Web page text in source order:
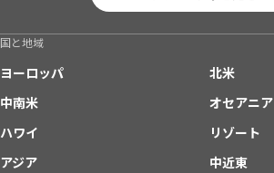
国と地域
ヨーロッパ
北米
中南米
オセアニア
ハワイ
リゾート
アジア
中近東